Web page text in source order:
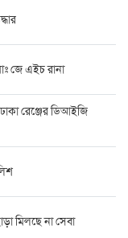
জে এইচ রানা
রেঞ্জের ডিআইজি
মিলছে না সেবা